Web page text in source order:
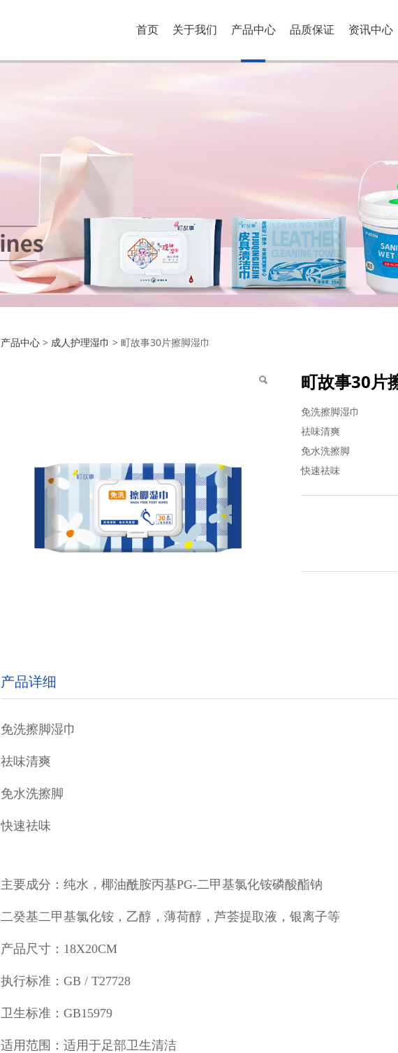
首页 关于我们 产品中心 品质保证 资讯中心
町故事30片擦脚湿巾
产品中心 > 成人护理湿巾 > 町故事30片擦脚湿巾
町故事30片
免洗擦脚湿巾
祛味清爽
免水洗擦脚
快速祛味
产品详细
免洗擦脚湿巾
祛味清爽
免水洗擦脚
快速祛味
主要成分：纯水，椰油酰胺丙基PG-二甲基氯化铵磷酸酯钠
二癸基二甲基氯化铵，乙醇，薄荷醇，芦荟提取液，银离子等
产品尺寸：18X20CM
执行标准：GB / T27728
卫生标准：GB15979
适用范围：适用于足部卫生清洁